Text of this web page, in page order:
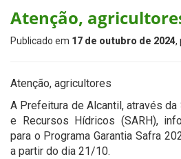
Atenção,
Publicado em 17 de outubro de 2024,
Atenção, agricultores ‍
A Prefeitura de Alcantil, através
e Recursos Hídricos (SARH),
para o Programa Garantia Safra
a partir do dia 21/10.